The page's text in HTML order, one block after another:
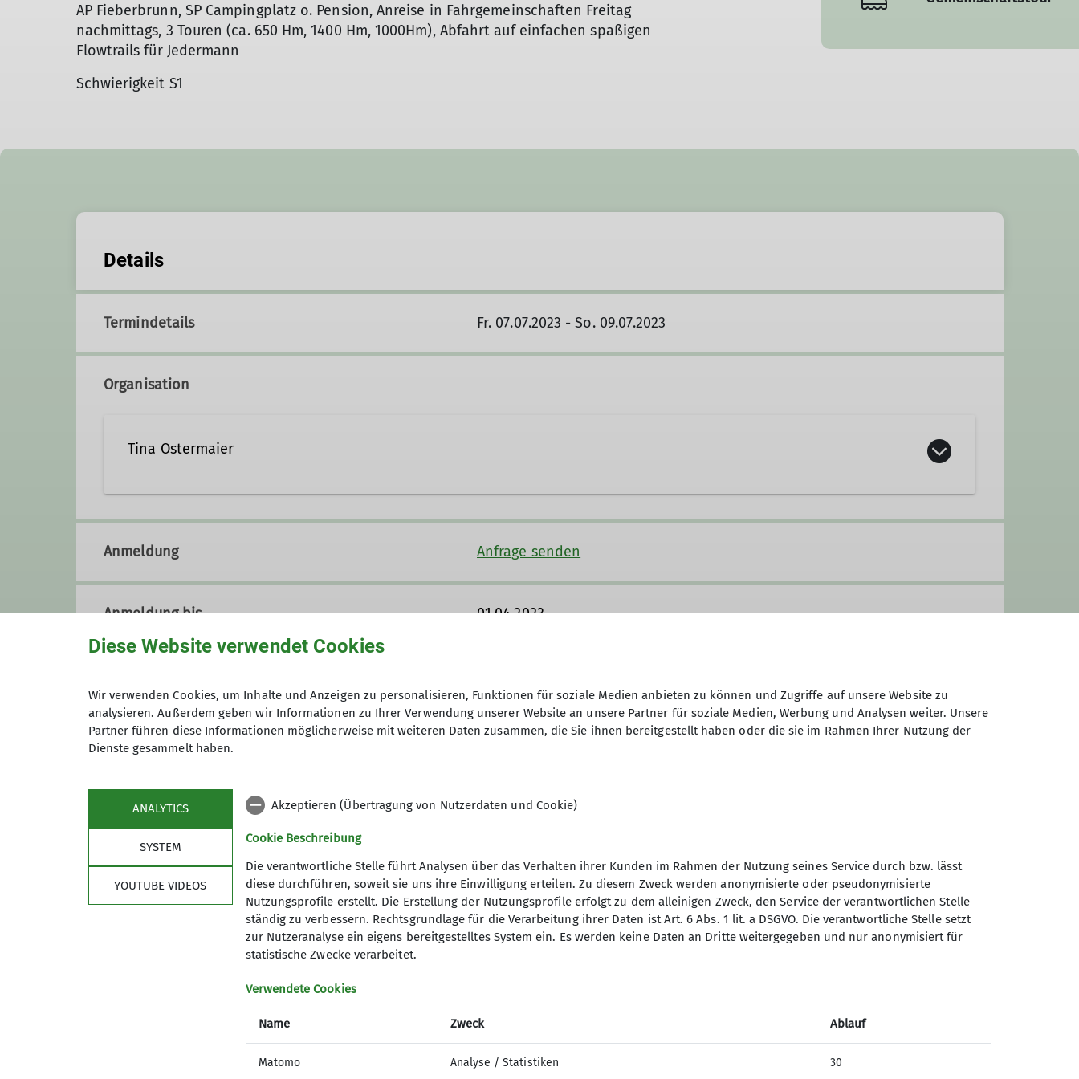
AP Fieberbrunn, SP Campingplatz o. Pension, Anreise in Fahrgemeinschaften Freitag
nachmittags, 3 Touren (ca. 650 Hm, 1400 Hm, 1000Hm), Abfahrt auf einfachen spaßigen
Flowtrails für Jedermann
Schwierigkeit S1
Details
Termindetails Fr. 07.07.2023 - So. 09.07.2023
Organisation
Tina Ostermaier
Qualifikationen
Trainer*in C Sportklettern Breitensport Indoor
Anmeldung Anfrage senden
Anmeldung bis 01.04.2023
Maximale Teilnehmeranzahl 10
Service
Mitteilungsblatt
Links
Sektion Straubing des
Deutschen Alpenvereins e.V.
Diese Website verwendet Cookies
Wir verwenden Cookies, um Inhalte und Anzeigen zu personalisieren, Funktionen für soziale Medien anbieten zu können und Zugriffe auf unsere Website zu
analysieren. Außerdem geben wir Informationen zu Ihrer Verwendung unserer Website an unsere Partner für soziale Medien, Werbung und Analysen weiter. Unsere
Partner führen diese Informationen möglicherweise mit weiteren Daten zusammen, die Sie ihnen bereitgestellt haben oder die sie im Rahmen Ihrer Nutzung der
Dienste gesammelt haben.
ANALYTICS
SYSTEM
YOUTUBE VIDEOS
Akzeptieren (Übertragung von Nutzerdaten und Cookie)
Cookie Beschreibung
Die verantwortliche Stelle führt Analysen über das Verhalten ihrer Kunden im Rahmen der Nutzung seines Service durch bzw. lässt
diese durchführen, soweit sie uns ihre Einwilligung erteilen. Zu diesem Zweck werden anonymisierte oder pseudonymisierte
Nutzungsprofile erstellt. Die Erstellung der Nutzungsprofile erfolgt zu dem alleinigen Zweck, den Service der verantwortlichen Stelle
ständig zu verbessern. Rechtsgrundlage für die Verarbeitung ihrer Daten ist Art. 6 Abs. 1 lit. a DSGVO. Die verantwortliche Stelle setzt
zur Nutzeranalyse ein eigens bereitgestelltes System ein. Es werden keine Daten an Dritte weitergegeben und nur anonymisiert für
statistische Zwecke verarbeitet.
Verwendete Cookies
Name Zweck Ablauf
Matomo Analyse / Statistiken 30